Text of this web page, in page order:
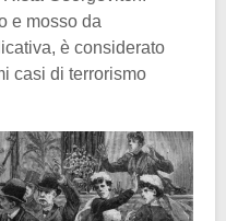
e mosso da
è considerato
casi di terrorismo